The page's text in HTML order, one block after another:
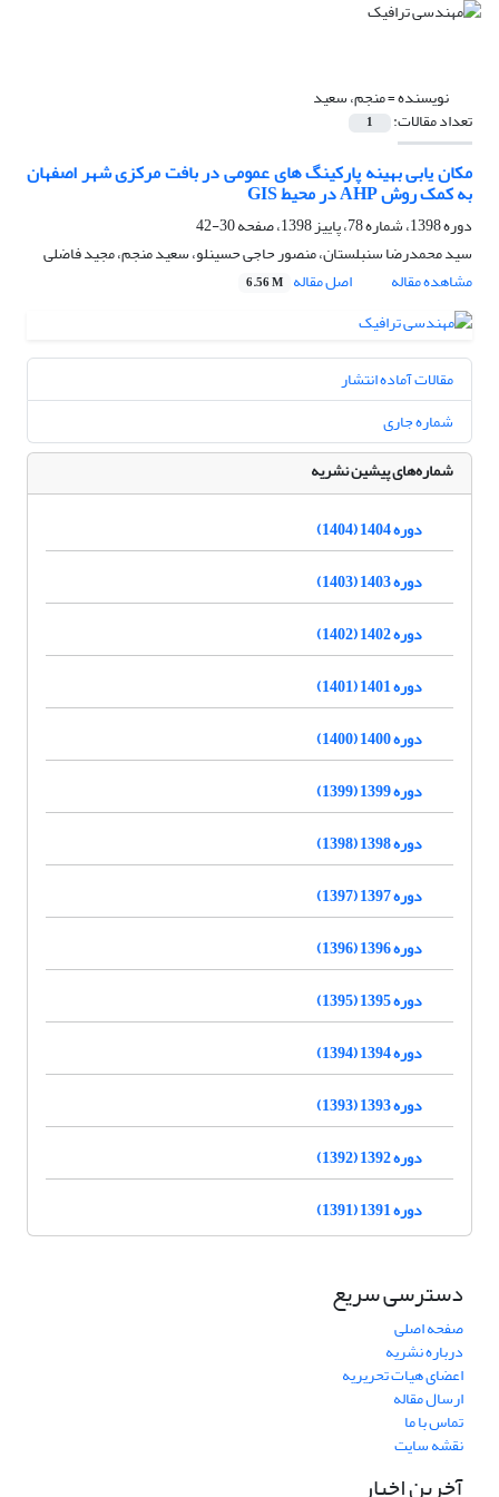
نویسنده =منجم، سعید
تعداد مقالات: 1
مکان یابی بهینه پارکینگ های عمومی در بافت مرکزی شهر اصفهان
به کمک روش AHP در محیط GIS
دوره 1398، شماره 78، پاییز 1398، صفحه
30-42
سید محمدرضا سنبلستان، منصور حاجی حسینلو، سعید منجم، مجید فاضلی
مشاهده مقاله
اصل مقاله 6.56 M
مقالات آماده انتشار
شماره جاری
شماره‌های پیشین نشریه
دوره 1404 (1404)
دوره 1403 (1403)
دوره 1402 (1402)
دوره 1401 (1401)
دوره 1400 (1400)
دوره 1399 (1399)
دوره 1398 (1398)
دوره 1397 (1397)
دوره 1396 (1396)
دوره 1395 (1395)
دوره 1394 (1394)
دوره 1393 (1393)
دوره 1392 (1392)
دوره 1391 (1391)
دسترسی سریع
صفحه اصلی
درباره نشریه
اعضای هیات تحریریه
ارسال مقاله
تماس با ما
نقشه سایت
آخرین اخبار